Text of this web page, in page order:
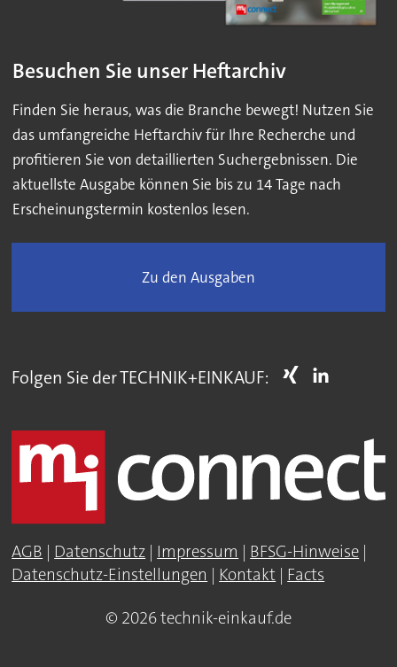
Besuchen Sie unser Heftarchiv
Finden Sie heraus, was die Branche bewegt! Nutzen Sie
das umfangreiche Heftarchiv für Ihre Recherche und
profitieren Sie von detaillierten Suchergebnissen. Die
aktuellste Ausgabe können Sie bis zu 14 Tage nach
Erscheinungstermin kostenlos lesen.
Zu den Ausgaben
Folgen Sie der TECHNIK+EINKAUF:
AGB | Datenschutz | Impressum | BFSG-Hinweise |
Datenschutz-Einstellungen | Kontakt | Facts
© 2026 technik-einkauf.de